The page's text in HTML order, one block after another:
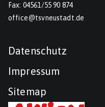
Fax: 04561/55 90 874
office@tsvneustadt.de
Datenschutz
Impressum
Sitemap